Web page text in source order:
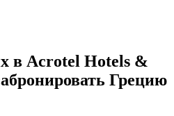
в Acrotel Hotels &
Грецию